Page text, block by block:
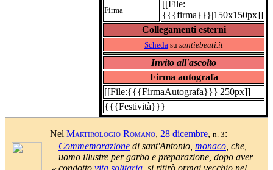
Firma
[[File:
{{{firma}}}|150x150px]]
Collegamenti esterni
Scheda su santiebeati.it
Invito all'ascolto
Firma autografa
[[File:{{{FirmaAutografa}}}|250px]]
{{{Festività}}}
Nel Martirologio Romano, 28 dicembre, n. 3:
Commemorazione di sant'Antonio, monaco , che,
uomo illustre per garbo e preparazione, dopo aver
condotto vita solitaria , si ritirò ormai vecchio nel